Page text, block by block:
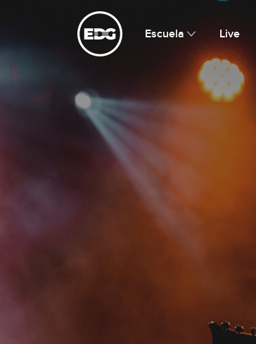
Escuela Live
Escuela de Guitarristas